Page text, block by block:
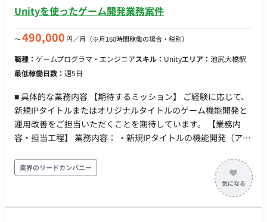
信制御】 AI・アバター操作システムから送られるデータと、ア
ンドロイドの物理動作をリアルタイム変換・同期させる通信制
御システムの構築、およびシミュレーション環境（Unity/UE）
す。 【量産化と社会実装に向けたシステムR&D】 一点物の「作
品」から商業施設や一般家庭で稼働する「製品」へ進化させる
安全性の向上を図ります。 ■ チーム体制 ・ヒューマノイド開発
エンジニア ・エンジニアリングマネージャー ※各職種の具体的
な人数は確認中です。 ■ 開発環境 FW：Unity, Unreal Engine
(UE), ROS, ROS2
Unityを使ったゲーム開発業務案件
〜490,000 円／月 （※月160時間稼働の場合・税別）
職種： ゲームプログラマ・エンジニアスキル： Unityエリア： 池尻大橋駅
最低稼働日数： 週5日
■ 具体的な業務内容 【期待するミッション】 ご経験に応じて、
新規IPタイトルまたはオリジナルタイトルのゲーム機能開発と
運用改善をご担当いただくことを期待しています。 【業務内
容・担当工程】 業務内容： ・新規IPタイトルの機能開発（アウ
ム中心） ※状況次第ではインゲーム開発もご担当いただく可能
性があります 【開発環境】 ・プログラミング：Unity (C#) ・
イトルにもよりますが、現状は全体で10名程度のチーム内にジ
業界のリードカンパニー